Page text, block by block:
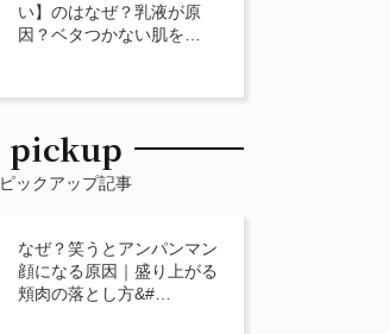
い】のはなぜ？乳液が原
因？ベタつかない肌を…
pickup
ピックアップ記事
なぜ？笑うとアンパンマン
顔になる原因｜盛り上がる
頬肉の落とし方&#…